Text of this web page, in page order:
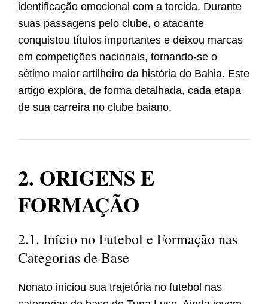
identificação emocional com a torcida. Durante
suas passagens pelo clube, o atacante
conquistou títulos importantes e deixou marcas
em competições nacionais, tornando-se o
sétimo maior artilheiro da história do Bahia. Este
artigo explora, de forma detalhada, cada etapa
de sua carreira no clube baiano.
2. ORIGENS E
FORMAÇÃO
2.1. Início no Futebol e Formação nas
Categorias de Base
Nonato iniciou sua trajetória no futebol nas